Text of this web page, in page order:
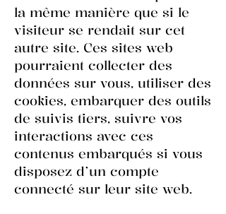
la même manière que si le
visiteur se rendait sur cet
autre site. Ces sites web
pourraient collecter des
données sur vous, utiliser des
cookies, embarquer des outils
de suivis tiers, suivre vos
interactions avec ces
contenus embarqués si vous
disposez d’un compte
connecté sur leur site web.